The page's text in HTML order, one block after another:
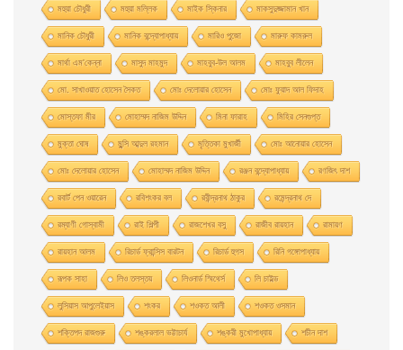
মহুয়া চৌধুরী মহুয়া মল্লিক মাইক স্কিনার মাকসুদুজ্জামান খান
মানিক চৌধুরী মানিক বন্দ্যোপাধ্যায় মারিও পুজো মারুফ কামরুল
মার্থা এম'কেন্না মাসুদ মাহমুদ মাহবুব-উল আলম মাহবুব লীলেন
মাে. সাখাওয়াত হােসেন সৈকত মােঃ দেলােয়ার হােসেন মােঃ ফুয়াদ আল ফিদাহ
মােস্তফা মীর মােহাম্মদ নাজিম উদ্দিন মিনা ফারাহ মিহির সেনগুপ্ত
মুক্তা ঘোষ মুন্সি আব্দুল রহমান মৃত্তিকা মুখার্জী মোঃ আনোয়ার হোসেন
মোঃ দেলোয়ার হােসেন মোহাম্মদ নাজিম উদ্দিন রঞ্জন বন্দ্যোপাধ্যায় রণজিৎ দাশ
রবার্ট পেন ওয়ারেন রবিশংকর বল রবীন্দ্রনাথ ঠাকুর রমেন্দ্রনাথ দে
রম্যাণী গোস্বামী রাই শিল্পী রাজশেখর বসু রাজীব রায়হান রামায়ণ
রায়হান আলম রিচার্ড ফ্রান্সিস বারটন রিচার্ড হুগস রিনি গঙ্গোপাধ্যায়
রূপক সাহা লিও তলস্তয় লিওনার্ড স্মিথের্স লি চাইল্ড
লুসিয়াস আপুলেইয়াস শংকর শওকত আলী শওকত ওসমান
শক্তিপদ রাজগুরু শঙ্করলাল ভট্টাচার্য শঙ্করী মুখােপাধ্যায় শচীন দাশ